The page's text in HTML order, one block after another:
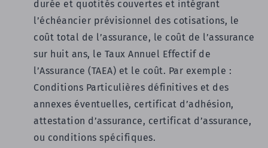
durée et quotités couvertes et intégrant
l’échéancier prévisionnel des cotisations, le
coût total de l’assurance, le coût de l’assurance
sur huit ans, le Taux Annuel Effectif de
l’Assurance (TAEA) et le coût. Par exemple :
Conditions Particulières définitives et des
annexes éventuelles, certificat d’adhésion,
attestation d’assurance, certificat d’assurance,
ou conditions spécifiques.